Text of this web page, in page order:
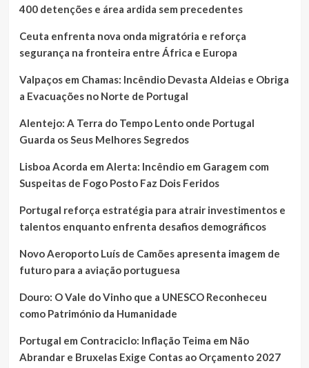
400 detenções e área ardida sem precedentes
Ceuta enfrenta nova onda migratória e reforça
segurança na fronteira entre África e Europa
Valpaços em Chamas: Incêndio Devasta Aldeias e Obriga
a Evacuações no Norte de Portugal
Alentejo: A Terra do Tempo Lento onde Portugal
Guarda os Seus Melhores Segredos
Lisboa Acorda em Alerta: Incêndio em Garagem com
Suspeitas de Fogo Posto Faz Dois Feridos
Portugal reforça estratégia para atrair investimentos e
talentos enquanto enfrenta desafios demográficos
Novo Aeroporto Luís de Camões apresenta imagem de
futuro para a aviação portuguesa
Douro: O Vale do Vinho que a UNESCO Reconheceu
como Património da Humanidade
Portugal em Contraciclo: Inflação Teima em Não
Abrandar e Bruxelas Exige Contas ao Orçamento 2027